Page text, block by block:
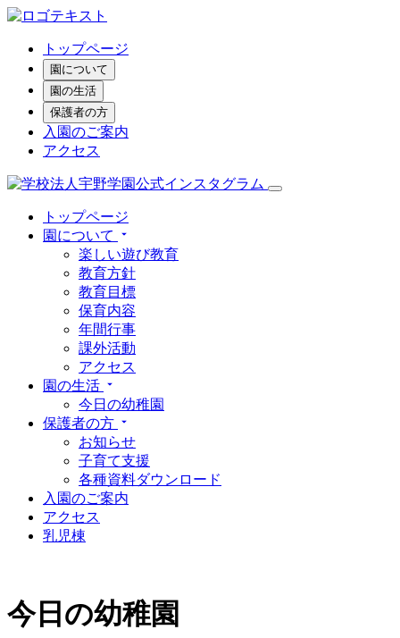
トップページ
園について
園の生活
保護者の方
入園のご案内
アクセス
トップページ
園について
楽しい遊び教育
教育方針
教育目標
保育内容
年間行事
課外活動
アクセス
園の生活
今日の幼稚園
保護者の方
お知らせ
子育て支援
各種資料ダウンロード
入園のご案内
アクセス
乳児棟
今日の幼稚園